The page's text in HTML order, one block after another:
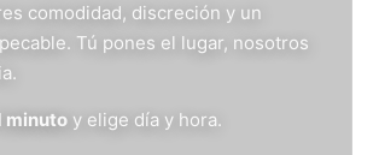
comodidad, discreción y un
Tú pones el lugar, nosotros
minuto y elige día y hora.